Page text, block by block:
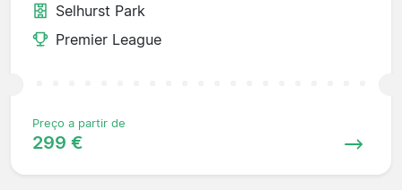
Selhurst Park
Premier League
Preço a partir de
299 €